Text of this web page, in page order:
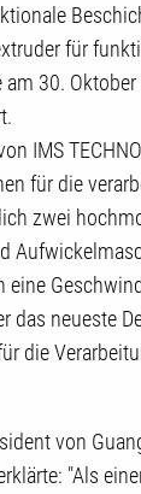
für
30.
IMS
für die
zwei
eine
das neueste
die
von
"Als